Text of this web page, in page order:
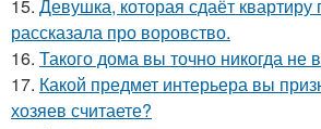
15. Девушка, которая сдаёт квартиру
рассказала про воровство.
16. Такого дома вы точно никогда не
17. Какой предмет интерьера вы
хозяев считаете?